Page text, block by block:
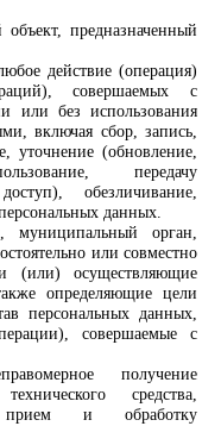
предназначенный
действие (операция)
совершаемых с
или без использования
включая сбор, запись,
уточнение (обновление,
передачу
обезличивание,
данных.
муниципальный орган,
или совместно
(или) осуществляющие
определяющие цели
персональных данных,
совершаемые с
получение
средства,
прием и обработку